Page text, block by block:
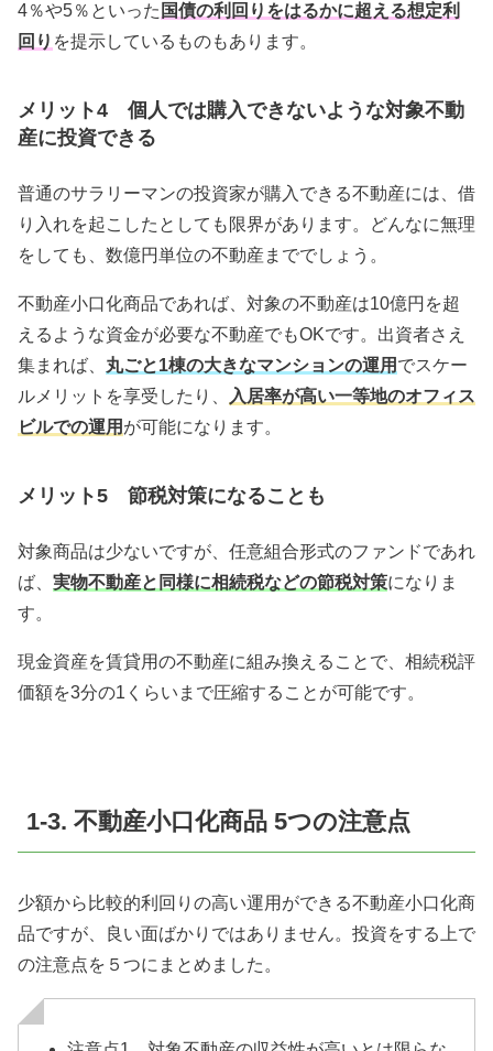
4％や5％といった 国債の利回りをはるかに超える想定利
回り を提示しているものもあります。
メリット4 個人では購入できないような対象不動
産に投資できる
普通のサラリーマンの投資家が購入できる不動産には、借
り入れを起こしたとしても限界があります。どんなに無理
をしても、数億円単位の不動産まででしょう。
不動産小口化商品であれば、対象の不動産は10億円を超
えるような資金が必要な不動産でもOKです。出資者さえ
集まれば、 丸ごと1棟の大きなマンションの運用 でスケー
ルメリットを享受したり、
入居率が高い一等地のオフィス
ビルでの運用 が可能になります。
メリット5 節税対策になることも
対象商品は少ないですが、任意組合形式のファンドであれ
ば、 実物不動産と同様に相続税などの節税対策になりま
す。
現金資産を賃貸用の不動産に組み換えることで、相続税評
価額を3分の1くらいまで圧縮することが可能です。
1-3. 不動産小口化商品 5つの注意点
少額から比較的利回りの高い運用ができる不動産小口化商
品ですが、良い面ばかりではありません。投資をする上で
の注意点を５つにまとめました。